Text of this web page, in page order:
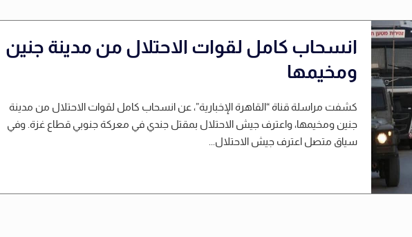
انسحاب كامل لقوات الاحتلال من مدينة جنين
ومخيمها
كشفت مراسلة قناة “القاهرة الإخبارية”، عن انسحاب كامل لقوات الاحتلال من مدينة
جنين ومخيمها، واعترف جيش الاحتلال بمقتل جندي في معركة جنوبي قطاع غزة. وفي
سياق متصل اعترف جيش الاحتلال...